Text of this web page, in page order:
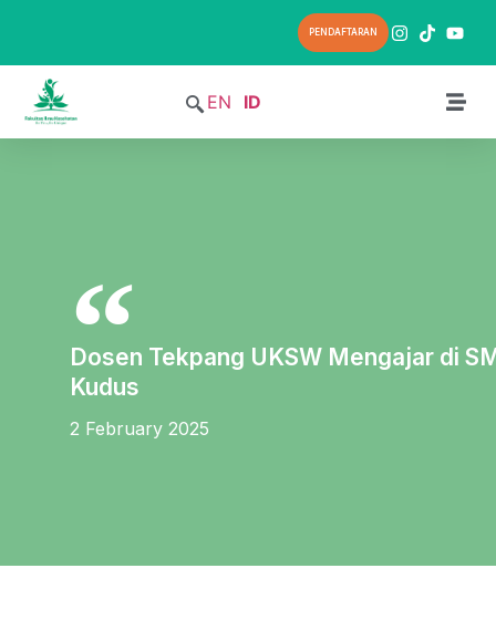
PENDAFTARAN
EN ID
Dosen Tekpang UKSW Mengajar di
Kudus
2 February 2025